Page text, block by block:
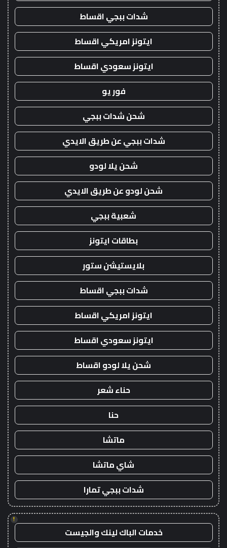
شدات ببجي اقساط
ايتونز امريكي اقساط
ايتونز سعودي اقساط
فور يو
شحن شدات ببجي
شدات ببجي عن طريق الايدي
شحن يلا لودو
شحن لودو عن طريق الايدي
شعبية ببجي
بطاقات ايتونز
بلايستيشن ستور
شدات ببجي اقساط
ايتونز امريكي اقساط
ايتونز سعودي اقساط
شحن يلا لودو اقساط
حناء شعر
حنا
ماتشا
شاي ماتشا
شدات ببجي تمارا
!
خدمات الباك لينك والجيست